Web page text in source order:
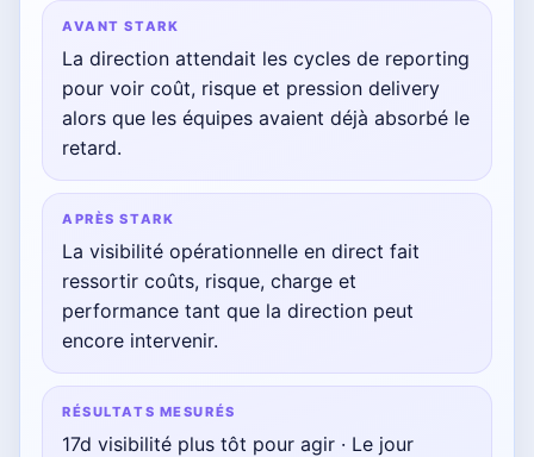
AVANT STARK
La direction attendait les cycles de reporting
pour voir coût, risque et pression delivery
alors que les équipes avaient déjà absorbé le
retard.
APRÈS STARK
La visibilité opérationnelle en direct fait
ressortir coûts, risque, charge et
performance tant que la direction peut
encore intervenir.
RÉSULTATS MESURÉS
17d visibilité plus tôt pour agir · Le jour